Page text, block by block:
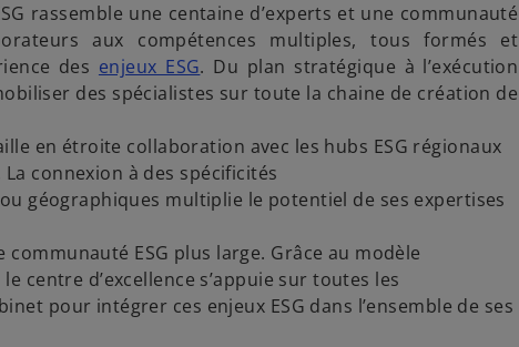
rassemble une centaine d’experts et une communauté
aux compétences multiples, tous formés et
des enjeux ESG. Du plan stratégique à l’exécution
des spécialistes sur toute la chaine de création de
en étroite collaboration avec les hubs ESG régionaux
connexion à des spécificités
géographiques multiplie le potentiel de ses expertises
communauté ESG plus large. Grâce au modèle
centre d’excellence s’appuie sur toutes les
pour intégrer ces enjeux ESG dans l’ensemble de ses